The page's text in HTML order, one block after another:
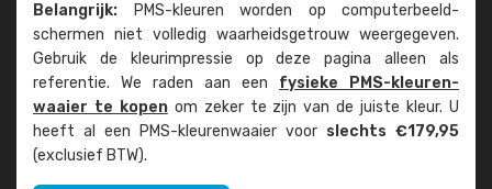
Belangrijk: PMS-kleuren worden op computer­beeld­
schermen niet volledig waarheids­­getrouw weer­gegeven.
Gebruik de kleur­impressie op deze pagina alleen als
referentie. We raden aan een fysieke PMS-kleuren­
waaier te kopenom zeker te zijn van de juiste kleur. U
heeft al een PMS-kleuren­waaier voor slechts €179,95
(exclusief BTW).